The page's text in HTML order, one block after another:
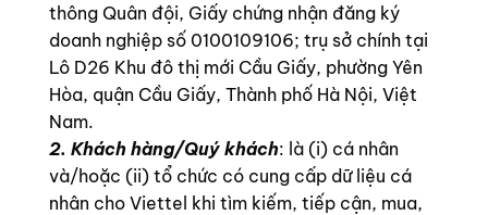
thông Quân đội, Giấy chứng nhận đăng ký
doanh nghiệp số 0100109106; trụ sở chính tại
Lô D26 Khu đô thị mới Cầu Giấy, phường Yên
Hòa, quận Cầu Giấy, Thành phố Hà Nội, Việt
Nam.
2. Khách hàng/Quý khách: là (i) cá nhân
và/hoặc (ii) tổ chức có cung cấp dữ liệu cá
nhân cho Viettel khi tìm kiếm, tiếp cận, mua,